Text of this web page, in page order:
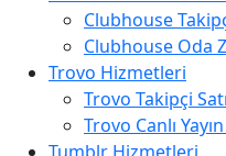
Clubhouse
Clubhouse Oda
Trovo Hizmetleri
Trovo Takipçi
Trovo Canlı